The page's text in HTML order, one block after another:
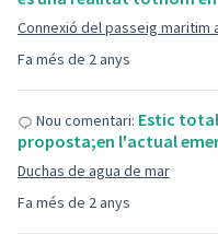
Fa més de 2 anys
Connexió del passeig maritim
Fa més de 2 anys
Nou comentari: Estic
proposta;en l'actual
Duchas de agua de mar